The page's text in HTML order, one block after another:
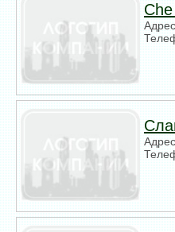
Сhe